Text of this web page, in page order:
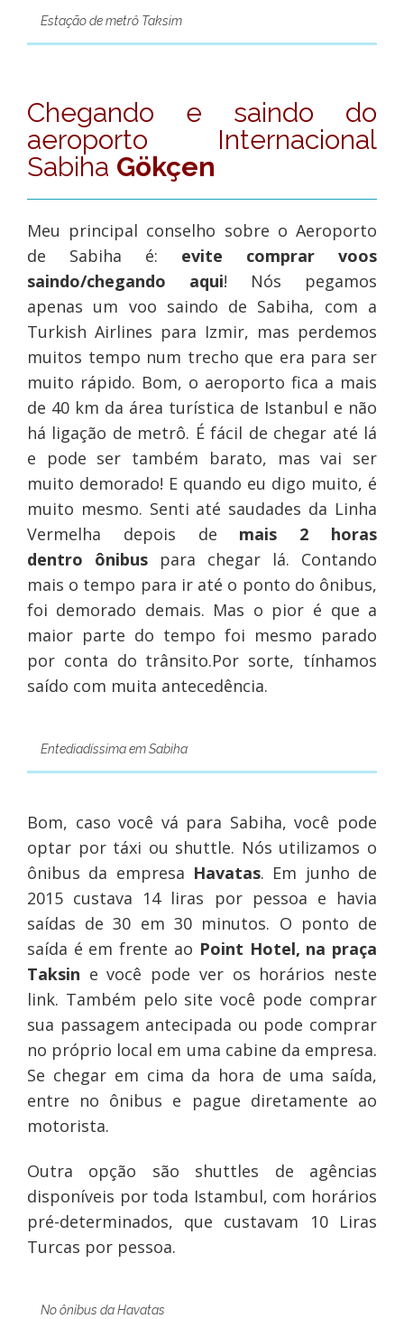
Estação de metrô Taksim
Chegando e saindo do
aeroporto Internacional
Sabiha Gökçen
Meu principal conselho sobre o Aeroporto
de Sabiha é: evite comprar voos
saindo/chegando aqui! Nós pegamos
apenas um voo saindo de Sabiha, com a
Turkish Airlines para Izmir, mas perdemos
muitos tempo num trecho que era para ser
muito rápido. Bom, o aeroporto fica a mais
de 40 km da área turística de Istanbul e não
há ligação de metrô. É fácil de chegar até lá
e pode ser também barato, mas vai ser
muito demorado! E quando eu digo muito, é
muito mesmo. Senti até saudades da Linha
Vermelha depois de mais 2 horas
dentro ônibuspara chegar lá. Contando
mais o tempo para ir até o ponto do ônibus,
foi demorado demais. Mas o pior é que a
maior parte do tempo foi mesmo parado
por conta do trânsito.Por sorte, tínhamos
saído com muita antecedência.
Entediadíssima em Sabiha
Bom, caso você vá para Sabiha, você pode
optar por táxi ou shuttle. Nós utilizamos o
ônibus da empresa Havatas. Em junho de
2015 custava 14 liras por pessoa e havia
saídas de 30 em 30 minutos. O ponto de
saída é em frente ao Point Hotel, na praça
Taksin e você pode ver os horários neste
link. Também pelo site você pode comprar
sua passagem antecipada ou pode comprar
no próprio local em uma cabine da empresa.
Se chegar em cima da hora de uma saída,
entre no ônibus e pague diretamente ao
motorista.
Outra opção são shuttles de agências
disponíveis por toda Istambul, com horários
pré-determinados, que custavam 10 Liras
Turcas por pessoa.
No ônibus da Havatas